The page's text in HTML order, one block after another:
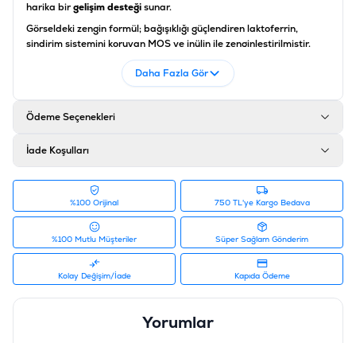
harika birgelişim desteğisunar.
Görseldeki zengin formül; bağışıklığı güçlendiren laktoferrin,
sindirim sistemini koruyan MOS ve inülin ile zenginleştirilmiştir.
İçeriğindeki balık yağı (Omega-3) sayesinde beyin ve göz
gelişimini destekleyen
Wanpy yavru kedi ödülü
karbonat ile kemik yapısını güçlendiren biriskelet sağlığı desteği
katkıda bulunan bu
sunulmaktadır.
Analitik Bileşenler
Bileşen Değer (%)
Ham Nem %88,0
Ham Protein %7,0
Ham Yağ %0,1
Daha Fazla Gör
Ödeme Seçenekleri
İade Koşulları
%100 Orijinal 750 TL'ye Kargo Bedava
%100 Mutlu Müşteriler Süper Sağlam Gönderim
Kolay Değişim/İade Kapıda Ödeme
Yorumlar